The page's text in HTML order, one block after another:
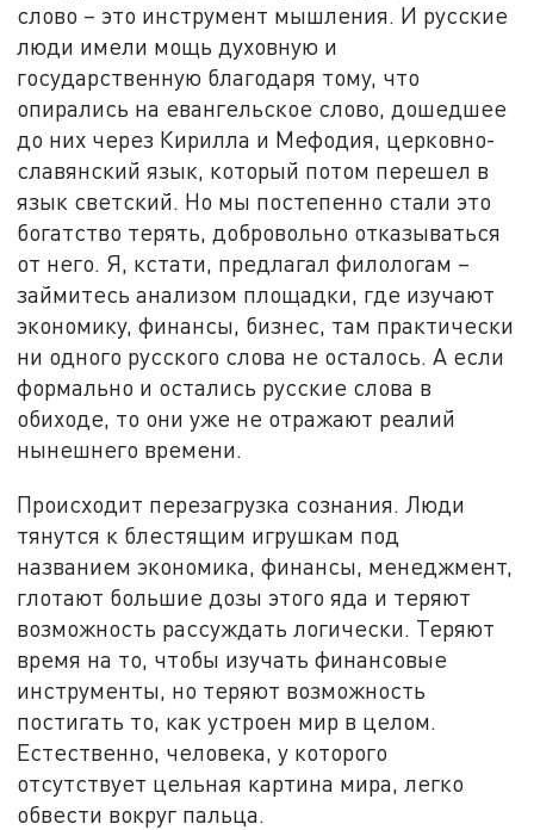
слово – это инструмент мышления. И русские
люди имели мощь духовную и
государственную благодаря тому, что
опирались на евангельское слово, дошедшее
до них через Кирилла и Мефодия, церковно-
славянский язык, который потом перешел в
язык светский. Но мы постепенно стали это
богатство терять, добровольно отказываться
от него. Я, кстати, предлагал филологам –
займитесь анализом площадки, где изучают
экономику, финансы, бизнес, там практически
ни одного русского слова не осталось. А если
формально и остались русские слова в
обиходе, то они уже не отражают реалий
нынешнего времени.
Происходит перезагрузка сознания. Люди
тянутся к блестящим игрушкам под
названием экономика, финансы, менеджмент,
глотают большие дозы этого яда и теряют
возможность рассуждать логически. Теряют
время на то, чтобы изучать финансовые
инструменты, но теряют возможность
постигать то, как устроен мир в целом.
Естественно, человека, у которого
отсутствует цельная картина мира, легко
обвести вокруг пальца.